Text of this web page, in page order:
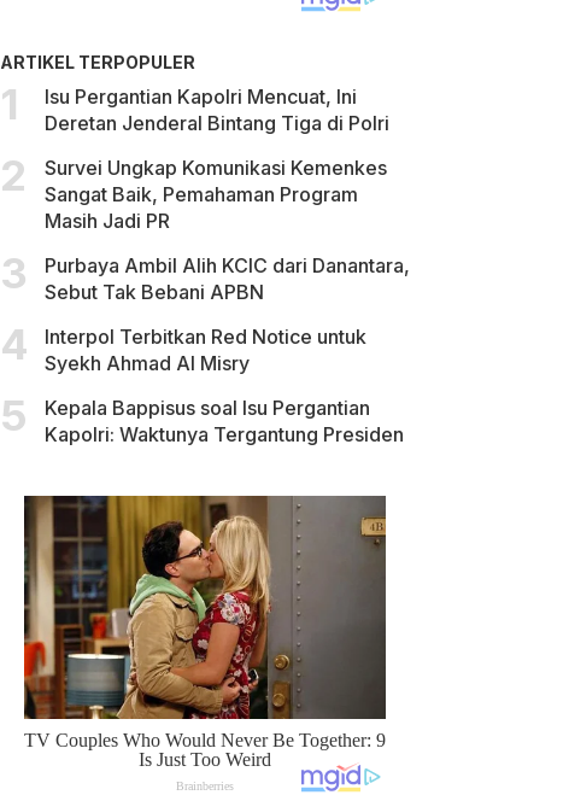
ARTIKEL TERPOPULER
Isu Pergantian Kapolri Mencuat, Ini
Deretan Jenderal Bintang Tiga di Polri
Survei Ungkap Komunikasi Kemenkes
Sangat Baik, Pemahaman Program
Masih Jadi PR
Purbaya Ambil Alih KCIC dari Danantara,
Sebut Tak Bebani APBN
Interpol Terbitkan Red Notice untuk
Syekh Ahmad Al Misry
Kepala Bappisus soal Isu Pergantian
Kapolri: Waktunya Tergantung Presiden